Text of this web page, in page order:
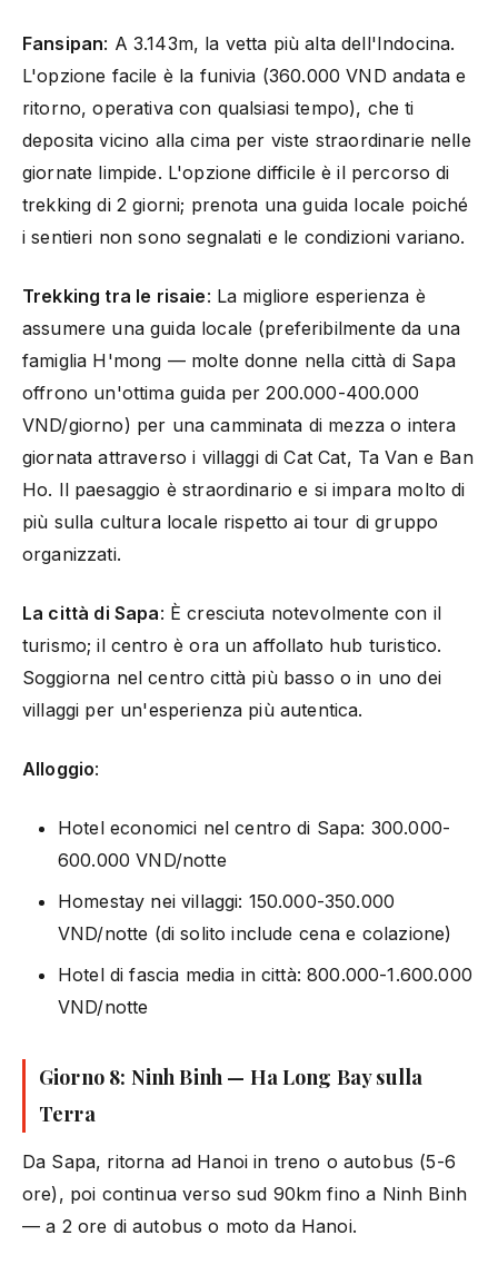
Fansipan: A 3.143m, la vetta più alta dell'Indocina.
L'opzione facile è la funivia (360.000 VND andata e
ritorno, operativa con qualsiasi tempo), che ti
deposita vicino alla cima per viste straordinarie nelle
giornate limpide. L'opzione difficile è il percorso di
trekking di 2 giorni; prenota una guida locale poiché
i sentieri non sono segnalati e le condizioni variano.
Trekking tra le risaie: La migliore esperienza è
assumere una guida locale (preferibilmente da una
famiglia H'mong — molte donne nella città di Sapa
offrono un'ottima guida per 200.000-400.000
VND/giorno) per una camminata di mezza o intera
giornata attraverso i villaggi di Cat Cat, Ta Van e Ban
Ho. Il paesaggio è straordinario e si impara molto di
più sulla cultura locale rispetto ai tour di gruppo
organizzati.
La città di Sapa: È cresciuta notevolmente con il
turismo; il centro è ora un affollato hub turistico.
Soggiorna nel centro città più basso o in uno dei
villaggi per un'esperienza più autentica.
Alloggio:
Hotel economici nel centro di Sapa: 300.000-
600.000 VND/notte
Homestay nei villaggi: 150.000-350.000
VND/notte (di solito include cena e colazione)
Hotel di fascia media in città: 800.000-1.600.000
VND/notte
Giorno 8: Ninh Binh — Ha Long Bay sulla
Terra
Da Sapa, ritorna ad Hanoi in treno o autobus (5-6
ore), poi continua verso sud 90km fino a Ninh Binh
— a 2 ore di autobus o moto da Hanoi.